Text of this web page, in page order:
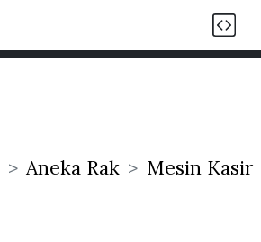
Aneka Rak
Mesin Kasir